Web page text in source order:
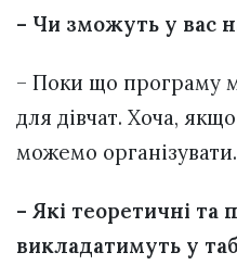
– Чи зможуть у вас
– Поки що програму
для дівчат. Хоча,
можемо організувати.
– Які теоретичні та
викладатимуть у